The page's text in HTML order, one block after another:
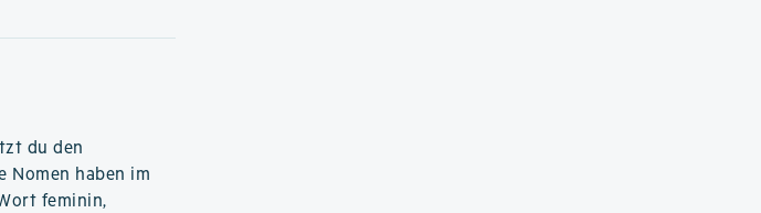
du den
Nomen haben im
feminin,